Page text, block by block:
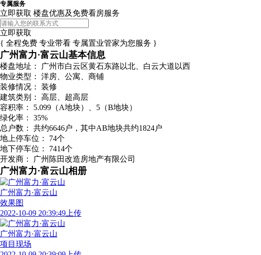
专属服务
立即获取 楼盘优惠及免费看房服务
立即获取
{ 全程免费 专业带看 专属置业管家为您服务 }
广州富力·富云山基本信息
楼盘地址：
广州市白云区黄石东路以北、白云大道以西
物业类型：
洋房、公寓、商铺
装修情况：
装修
建筑类别：
高层、超高层
容积率：
5.099（A地块）、5（B地块）
绿化率：
35%
总户数：
共约6646户，其中AB地块共约1824户
地上停车位：
74个
地下停车位：
7414个
开发商：
广州陈田改造房地产有限公司
广州富力·富云山相册
广州富力·富云山
效果图
2022-10-09 20:39:49上传
广州富力·富云山
项目现场